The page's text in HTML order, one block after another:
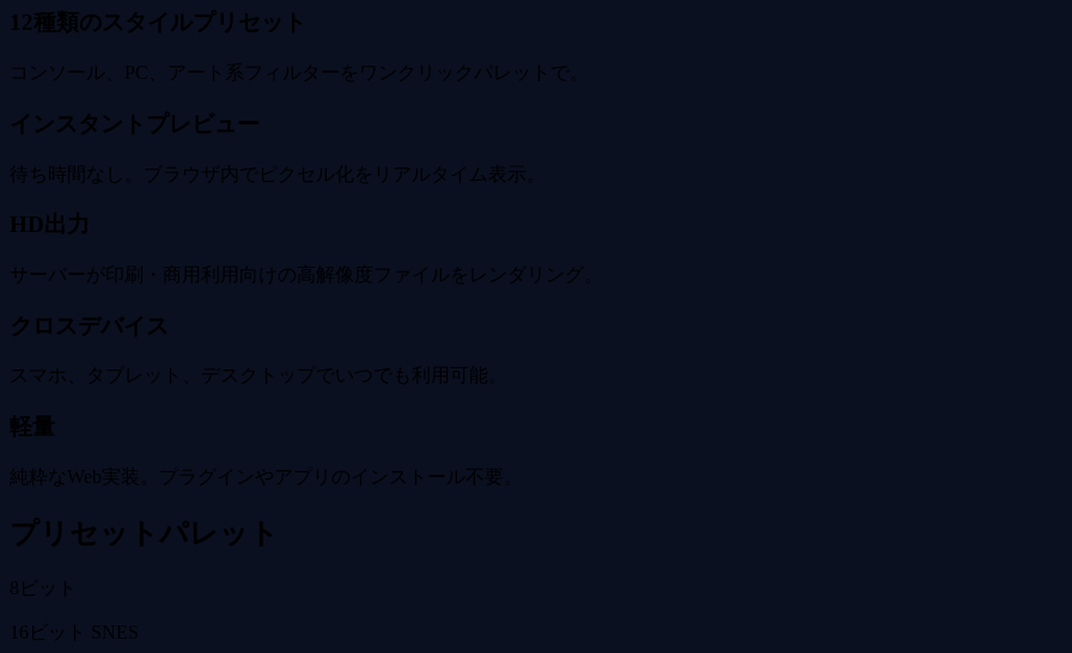
12種類のスタイルプリセット
コンソール、PC、アート系フィルターをワンクリックパレットで。
インスタントプレビュー
待ち時間なし。ブラウザ内でピクセル化をリアルタイム表示。
HD出力
サーバーが印刷・商用利用向けの高解像度ファイルをレンダリング。
クロスデバイス
スマホ、タブレット、デスクトップでいつでも利用可能。
軽量
純粋なWeb実装。プラグインやアプリのインストール不要。
プリセットパレット
8ビット
16ビット SNES